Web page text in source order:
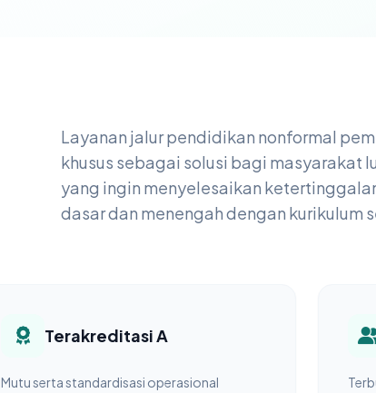
Layanan jalur pendidikan nonformal
khusus sebagai solusi bagi masyarakat
yang ingin menyelesaikan
dasar dan menengah dengan kurikulum
Terakreditasi A
Mutu serta standardisasi operasional